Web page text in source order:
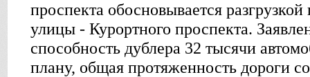
проспекта обосновывается
улицы - Курортного проспекта.
способность дублера 32 тысячи
плану, общая протяженность дороги